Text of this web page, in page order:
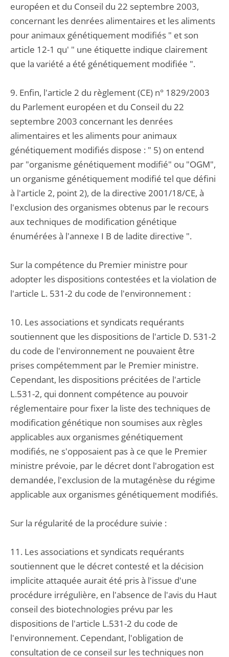
européen et du Conseil du 22 septembre 2003,
concernant les denrées alimentaires et les aliments
pour animaux génétiquement modifiés " et son
article 12-1 qu' " une étiquette indique clairement
que la variété a été génétiquement modifiée ".
9. Enfin, l'article 2 du règlement (CE) n° 1829/2003
du Parlement européen et du Conseil du 22
septembre 2003 concernant les denrées
alimentaires et les aliments pour animaux
génétiquement modifiés dispose : " 5) on entend
par "organisme génétiquement modifié" ou "OGM",
un organisme génétiquement modifié tel que défini
à l'article 2, point 2), de la directive 2001/18/CE, à
l'exclusion des organismes obtenus par le recours
aux techniques de modification génétique
énumérées à l'annexe I B de ladite directive ".
Sur la compétence du Premier ministre pour
adopter les dispositions contestées et la violation de
l'article L. 531-2 du code de l'environnement :
10. Les associations et syndicats requérants
soutiennent que les dispositions de l'article D. 531-2
du code de l'environnement ne pouvaient être
prises compétemment par le Premier ministre.
Cependant, les dispositions précitées de l'article
L.531-2, qui donnent compétence au pouvoir
réglementaire pour fixer la liste des techniques de
modification génétique non soumises aux règles
applicables aux organismes génétiquement
modifiés, ne s'opposaient pas à ce que le Premier
ministre prévoie, par le décret dont l'abrogation est
demandée, l'exclusion de la mutagénèse du régime
applicable aux organismes génétiquement modifiés.
Sur la régularité de la procédure suivie :
11. Les associations et syndicats requérants
soutiennent que le décret contesté et la décision
implicite attaquée aurait été pris à l'issue d'une
procédure irrégulière, en l'absence de l'avis du Haut
conseil des biotechnologies prévu par les
dispositions de l'article L.531-2 du code de
l'environnement. Cependant, l'obligation de
consultation de ce conseil sur les techniques non